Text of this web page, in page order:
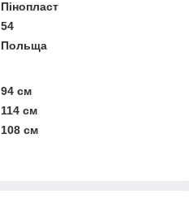
Пінопласт
54
Польща
94 см
114 см
108 см